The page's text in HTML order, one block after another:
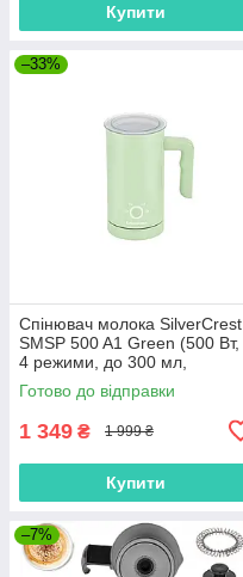
Купити
–33%
Спінювач молока SilverCrest
SMSP 500 A1 Green (500 Вт,
4 режими, до 300 мл,
Німеччина)
Готово до відправки
1 349 ₴ 1 999 ₴
Купити
–7%